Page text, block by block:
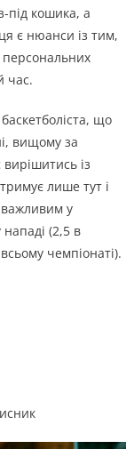
під кошика, а
є нюанси із тим,
час.
що
вищому за
із
лише тут і
важливим у
(2,5 в
чемпіонаті).